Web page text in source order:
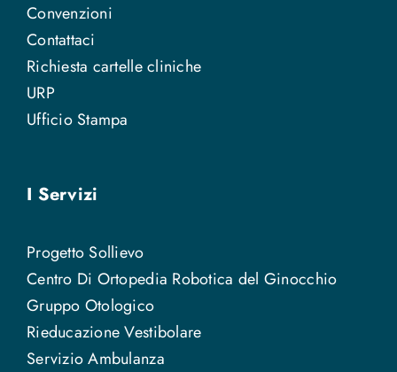
Convenzioni
Contattaci
Richiesta cartelle cliniche
URP
Ufficio Stampa
I Servizi
Progetto Sollievo
Centro Di Ortopedia Robotica del Ginocchio
Gruppo Otologico
Rieducazione Vestibolare
Servizio Ambulanza